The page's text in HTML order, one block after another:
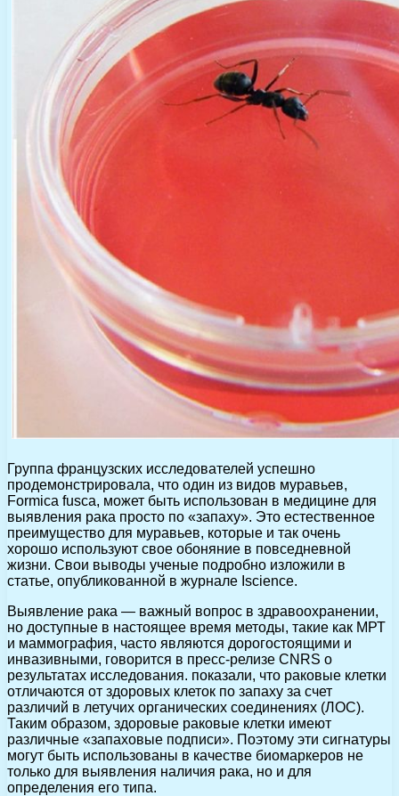
Группа французских исследователей успешно
продемонстрировала, что один из видов муравьев,
Formica fusca, может быть использован в медицине для
выявления рака просто по «запаху». Это естественное
преимущество для муравьев, которые и так очень
хорошо используют свое обоняние в повседневной
жизни. Свои выводы ученые подробно изложили в
статье, опубликованной в журнале Iscience.
Выявление рака — важный вопрос в здравоохранении,
но доступные в настоящее время методы, такие как МРТ
и маммография, часто являются дорогостоящими и
инвазивными, говорится в пресс-релизе CNRS о
результатах исследования. показали, что раковые клетки
отличаются от здоровых клеток по запаху за счет
различий в летучих органических соединениях (ЛОС).
Таким образом, здоровые раковые клетки имеют
различные «запаховые подписи». Поэтому эти сигнатуры
могут быть использованы в качестве биомаркеров не
только для выявления наличия рака, но и для
определения его типа.